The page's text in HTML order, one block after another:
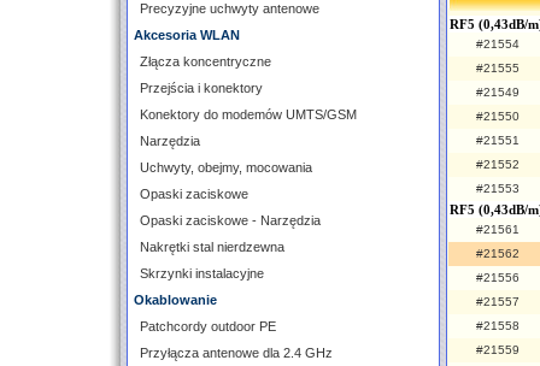
Precyzyjne uchwyty antenowe
Akcesoria WLAN
Złącza koncentryczne
Przejścia i konektory
Konektory do modemów UMTS/GSM
Narzędzia
Uchwyty, obejmy, mocowania
Opaski zaciskowe
Opaski zaciskowe - Narzędzia
Nakrętki stal nierdzewna
Skrzynki instalacyjne
Okablowanie
Patchcordy outdoor PE
Przyłącza antenowe dla 2.4 GHz
RF5 (0,43dB/
#21554
#21555
#21549
#21550
#21551
#21552
#21553
RF5 (0,43dB/
#21561
#21562
#21556
#21557
#21558
#21559